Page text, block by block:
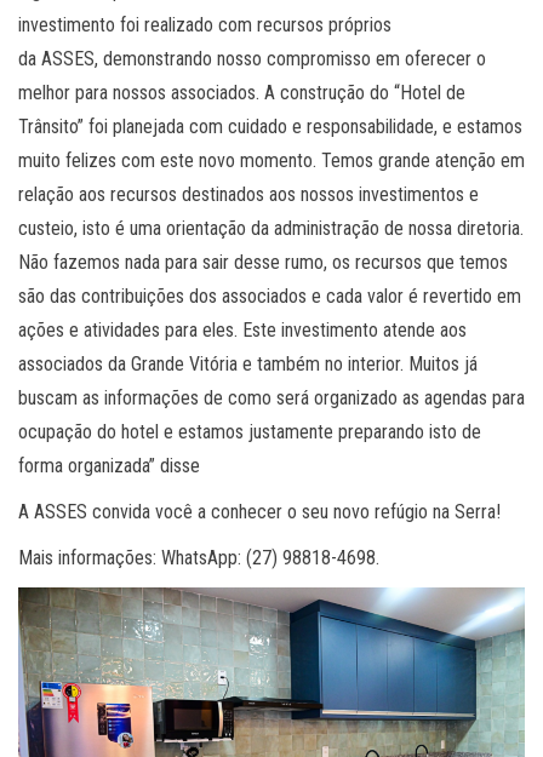
investimento foi realizado com recursos próprios
da ASSES, demonstrando nosso compromisso em oferecer o
melhor para nossos associados. A construção do “Hotel de
Trânsito” foi planejada com cuidado e responsabilidade, e estamos
muito felizes com este novo momento. Temos grande atenção em
relação aos recursos destinados aos nossos investimentos e
custeio, isto é uma orientação da administração de nossa diretoria.
Não fazemos nada para sair desse rumo, os recursos que temos
são das contribuições dos associados e cada valor é revertido em
ações e atividades para eles. Este investimento atende aos
associados da Grande Vitória e também no interior. Muitos já
buscam as informações de como será organizado as agendas para
ocupação do hotel e estamos justamente preparando isto de
forma organizada” disse
A ASSES convida você a conhecer o seu novo refúgio na Serra!
Mais informações: WhatsApp: (27) 98818-4698.